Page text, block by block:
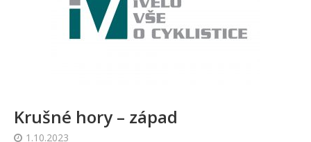
Krušné hory – západ
1.10.2023